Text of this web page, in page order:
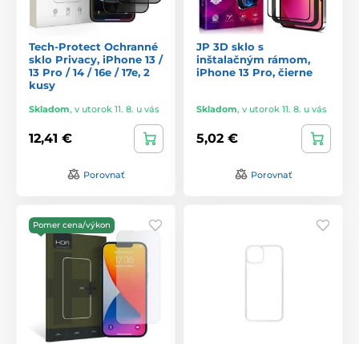
Tech-Protect Ochranné
sklo Privacy, iPhone 13 /
13 Pro / 14 / 16e / 17e, 2
kusy
Skladom, v utorok 11. 8. u vás
12,41 €
Porovnať
JP 3D sklo s
inštalačným rámom,
iPhone 13 Pro, čierne
Skladom, v utorok 11. 8. u vás
5,02 €
Porovnať
Pomer cena/výkon